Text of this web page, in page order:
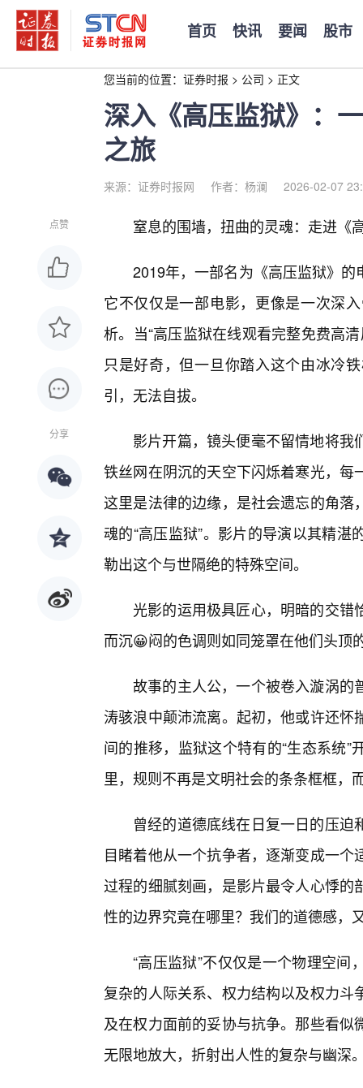
首页 快讯 要闻 股市
您当前的位置： 证券时报 > 公司 > 正文
深入《高压监狱》：
之旅
来源：证券时报网 作者：杨澜 2026-02-07
点赞
分享
窒息的围墙，扭曲的灵魂：走进《
2019年，一部名为《高压监狱》
它不仅仅是一部电影，更像是一次深
析。当“高压监狱在线观看完整免费高
只是好奇，但一旦你踏入这个由冰冷
引，无法自拔。
影片开篇，镜头便毫不留情地将
铁丝网在阴沉的天空下闪烁着寒光，
这里是法律的边缘，是社会遗忘的角
魂的“高压监狱”。影片的导演以其精
勒出这个与世隔绝的特殊空间。
光影的运用极具匠心，明暗的交
而沉😀闷的色调则如同笼罩在他们头顶
故事的主人公，一个被卷入漩涡的
涛骇浪中颠沛流离。起初，他或许还
间的推移，监狱这个特有的“生态系统
里，规则不再是文明社会的条条框框，
曾经的道德底线在日复一日的压
目睹着他从一个抗争者，逐渐变成一
过程的细腻刻画，是影片最令人心悸
性的边界究竟在哪里？我们的道德感，
“高压监狱”不仅仅是一个物理空
复杂的人际关系、权力结构以及权力
及在权力面前的妥协与抗争。那些看
无限地放大，折射出人性的复杂与幽深